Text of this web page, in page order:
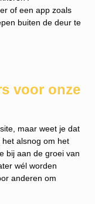
of een app zoals
buiten de deur te
voor onze
maar weet je dat
alsnog om het
bij aan de groei van
wél worden
anderen om